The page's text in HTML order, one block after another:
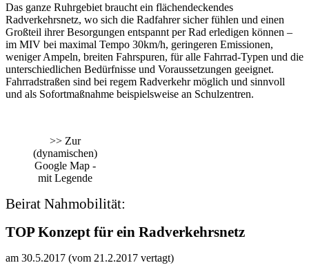
Das ganze Ruhrgebiet braucht ein flächendeckendes
Radverkehrsnetz, wo sich die Radfahrer sicher fühlen und einen
Großteil ihrer Besorgungen entspannt per Rad erledigen können –
im MIV bei maximal Tempo 30km/h, geringeren Emissionen,
weniger Ampeln, breiten Fahrspuren, für alle Fahrrad-Typen und die
unterschiedlichen Bedürfnisse und Voraussetzungen geeignet.
Fahrradstraßen sind bei regem Radverkehr möglich und sinnvoll
und als Sofortmaßnahme beispielsweise an Schulzentren.
>> Zur
(dynamischen)
Google Map -
mit Legende
Beirat Nahmobilität:
TOP Konzept für ein Radverkehrsnetz
am 30.5.2017 (vom 21.2.2017 vertagt)